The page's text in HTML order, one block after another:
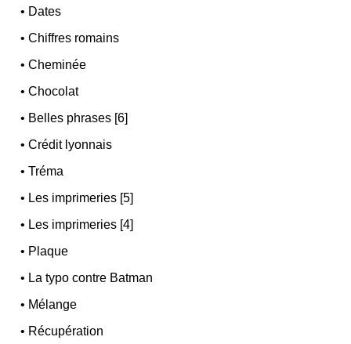
• Dates
•Chiffres romains
•Cheminée
•Chocolat
• Belles phrases [6]
•Crédit lyonnais
•Tréma
• Les imprimeries [5]
• Les imprimeries [4]
• Plaque
• La typo contre Batman
• Mélange
• Récupération